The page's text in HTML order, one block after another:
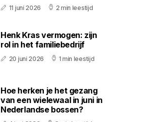
11 juni 2026 2 min leestijd
Henk Kras vermogen: zijn
rol in het familiebedrijf
20 juni 2026 1 min leestijd
Hoe herken je het gezang
van een wielewaal in juni in
Nederlandse bossen?